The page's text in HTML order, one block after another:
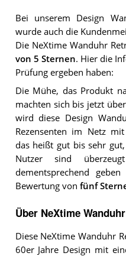
Bei unserem Design
wurde auch die
Die NeXtime Wanduhr
von 5 Sternen. Hier die
Prüfung ergeben haben:
Die Mühe, das Produkt
machten sich bis jetzt
wird diese Design
Rezensenten im Netz
das heißt gut bis sehr
Nutzer sind
dementsprechend
Bewertung von fünf
Über NeXtime
Diese NeXtime Wanduhr
60er Jahre Design mit